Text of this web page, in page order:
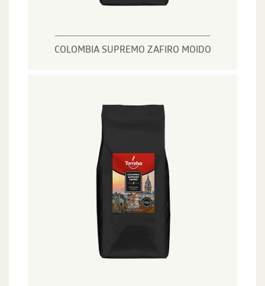
COLOMBIA SUPREMO ZAFIRO MOIDO